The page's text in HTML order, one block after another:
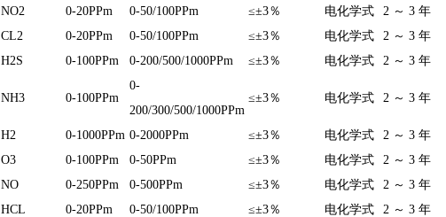
NO2 0-20PPm 0-50/100PPm ≤±3％ 电化学式
2 ～ 3 年
CL2
0-20PPm 0-50/100PPm ≤±3％ 电化学式
2 ～ 3 年
H2S
0-100PPm 0-200/500/1000PPm ≤±3％ 电化学式 2 ～ 3 年
NH3 0-100PPm
0-
200/300/500/1000PPm
≤±3％ 电化学式 2 ～ 3 年
H2 0-1000PPm 0-2000PPm ≤±3％ 电化学式
2 ～ 3 年
O3
0-100PPm 0-50PPm ≤±3％ 电化学式
2 ～ 3 年
NO
0-250PPm 0-500PPm ≤±3％ 电化学式
2 ～ 3 年
HCL
0-20PPm 0-50/100PPm ≤±3％ 电化学式
2 ～ 3 年